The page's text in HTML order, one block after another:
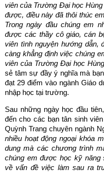
viên của Trường Đại học
được, điều này đã thôi thúc
Trong ngày đầu chúng em
được các thầy cô giáo, cán
viên tình nguyện hướng dẫn,
càng khẳng định việc chúng
viên của Trường Đại học
sẻ tâm sự đầy ý nghĩa mà
đạt 29 điểm vào ngành Giáo
nhập học tại trường.
Sau những ngày học đầu
đến cho các bạn tân sinh
Quỳnh Trang chuyên ngành
nhiều hoạt động ngoại khóa
dung mà các chương trình
chúng em được học kỹ năng
về vấn đề việc làm sau ra